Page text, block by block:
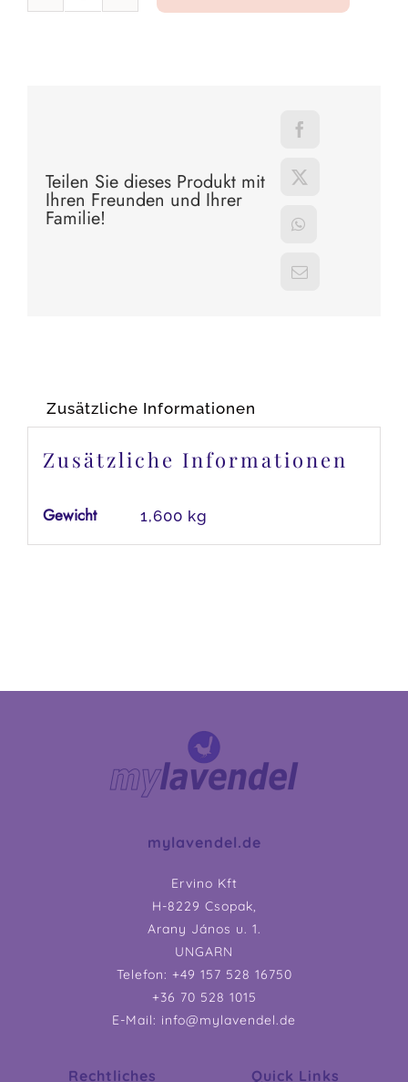
Teilen Sie dieses Produkt mit
Ihren Freunden und Ihrer
Familie!
Zusätzliche Informationen
Zusätzliche Informationen
Gewicht 1,600 kg
mylavendel.de
Ervino Kft
H-8229 Csopak,
Arany János u. 1.
UNGARN
Telefon: +49 157 528 16750
+36 70 528 1015
E-Mail: info@mylavendel.de
Rechtliches Quick Links